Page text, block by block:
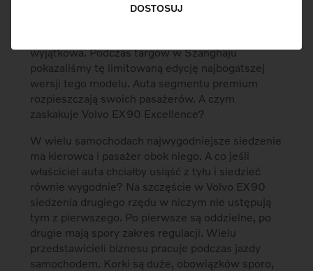
DOSTOSUJ
wyjątkowa. Podczas targów w Szanghaju
pokazaliśmy tę limitowaną edycję najbogatszej
wersji tego modelu. Auta segmentu premium
rozpieszczają swoich pasażerów. A czym
zaskakuje Volvo EX90 Excellence?
W wielu samochodach najwygodniejsze siedzenie
ma kierowca i pasażer obok niego. A co jeśli
właściciel auta chciałby usiąść z tyłu i siedzieć
równie wygodnie? Na szczęście w Volvo EX90
siedzenia drugiego rzędu w niczym nie ustępują
tym z pierwszego. Po pierwsze są oddzielne, po
drugie mają spory zakres regulacji. Wielu
przedstawicieli biznesu pracuje podczas jazdy
samochodem. Korki są duże, obowiązków sporo,